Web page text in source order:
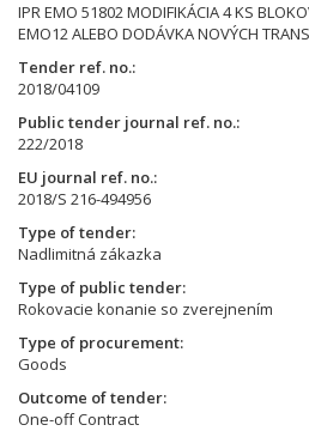
IPR EMO 51802 MODIFIKÁCIA 4 KS
EMO12 ALEBO DODÁVKA NOVÝCH
Tender ref. no.
2018/04109
Public tender journal ref. no.
222/2018
EU journal ref. no.
2018/S 216-494956
Type of tender
Nadlimitná zákazka
Type of public tender
Rokovacie konanie so zverejnením
Type of procurement
Goods
Outcome of tender
One-off Contract